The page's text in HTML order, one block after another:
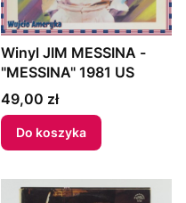
Winyl JIM MESSINA -
"MESSINA" 1981 US
Cena
49,00 zł
Do koszyka